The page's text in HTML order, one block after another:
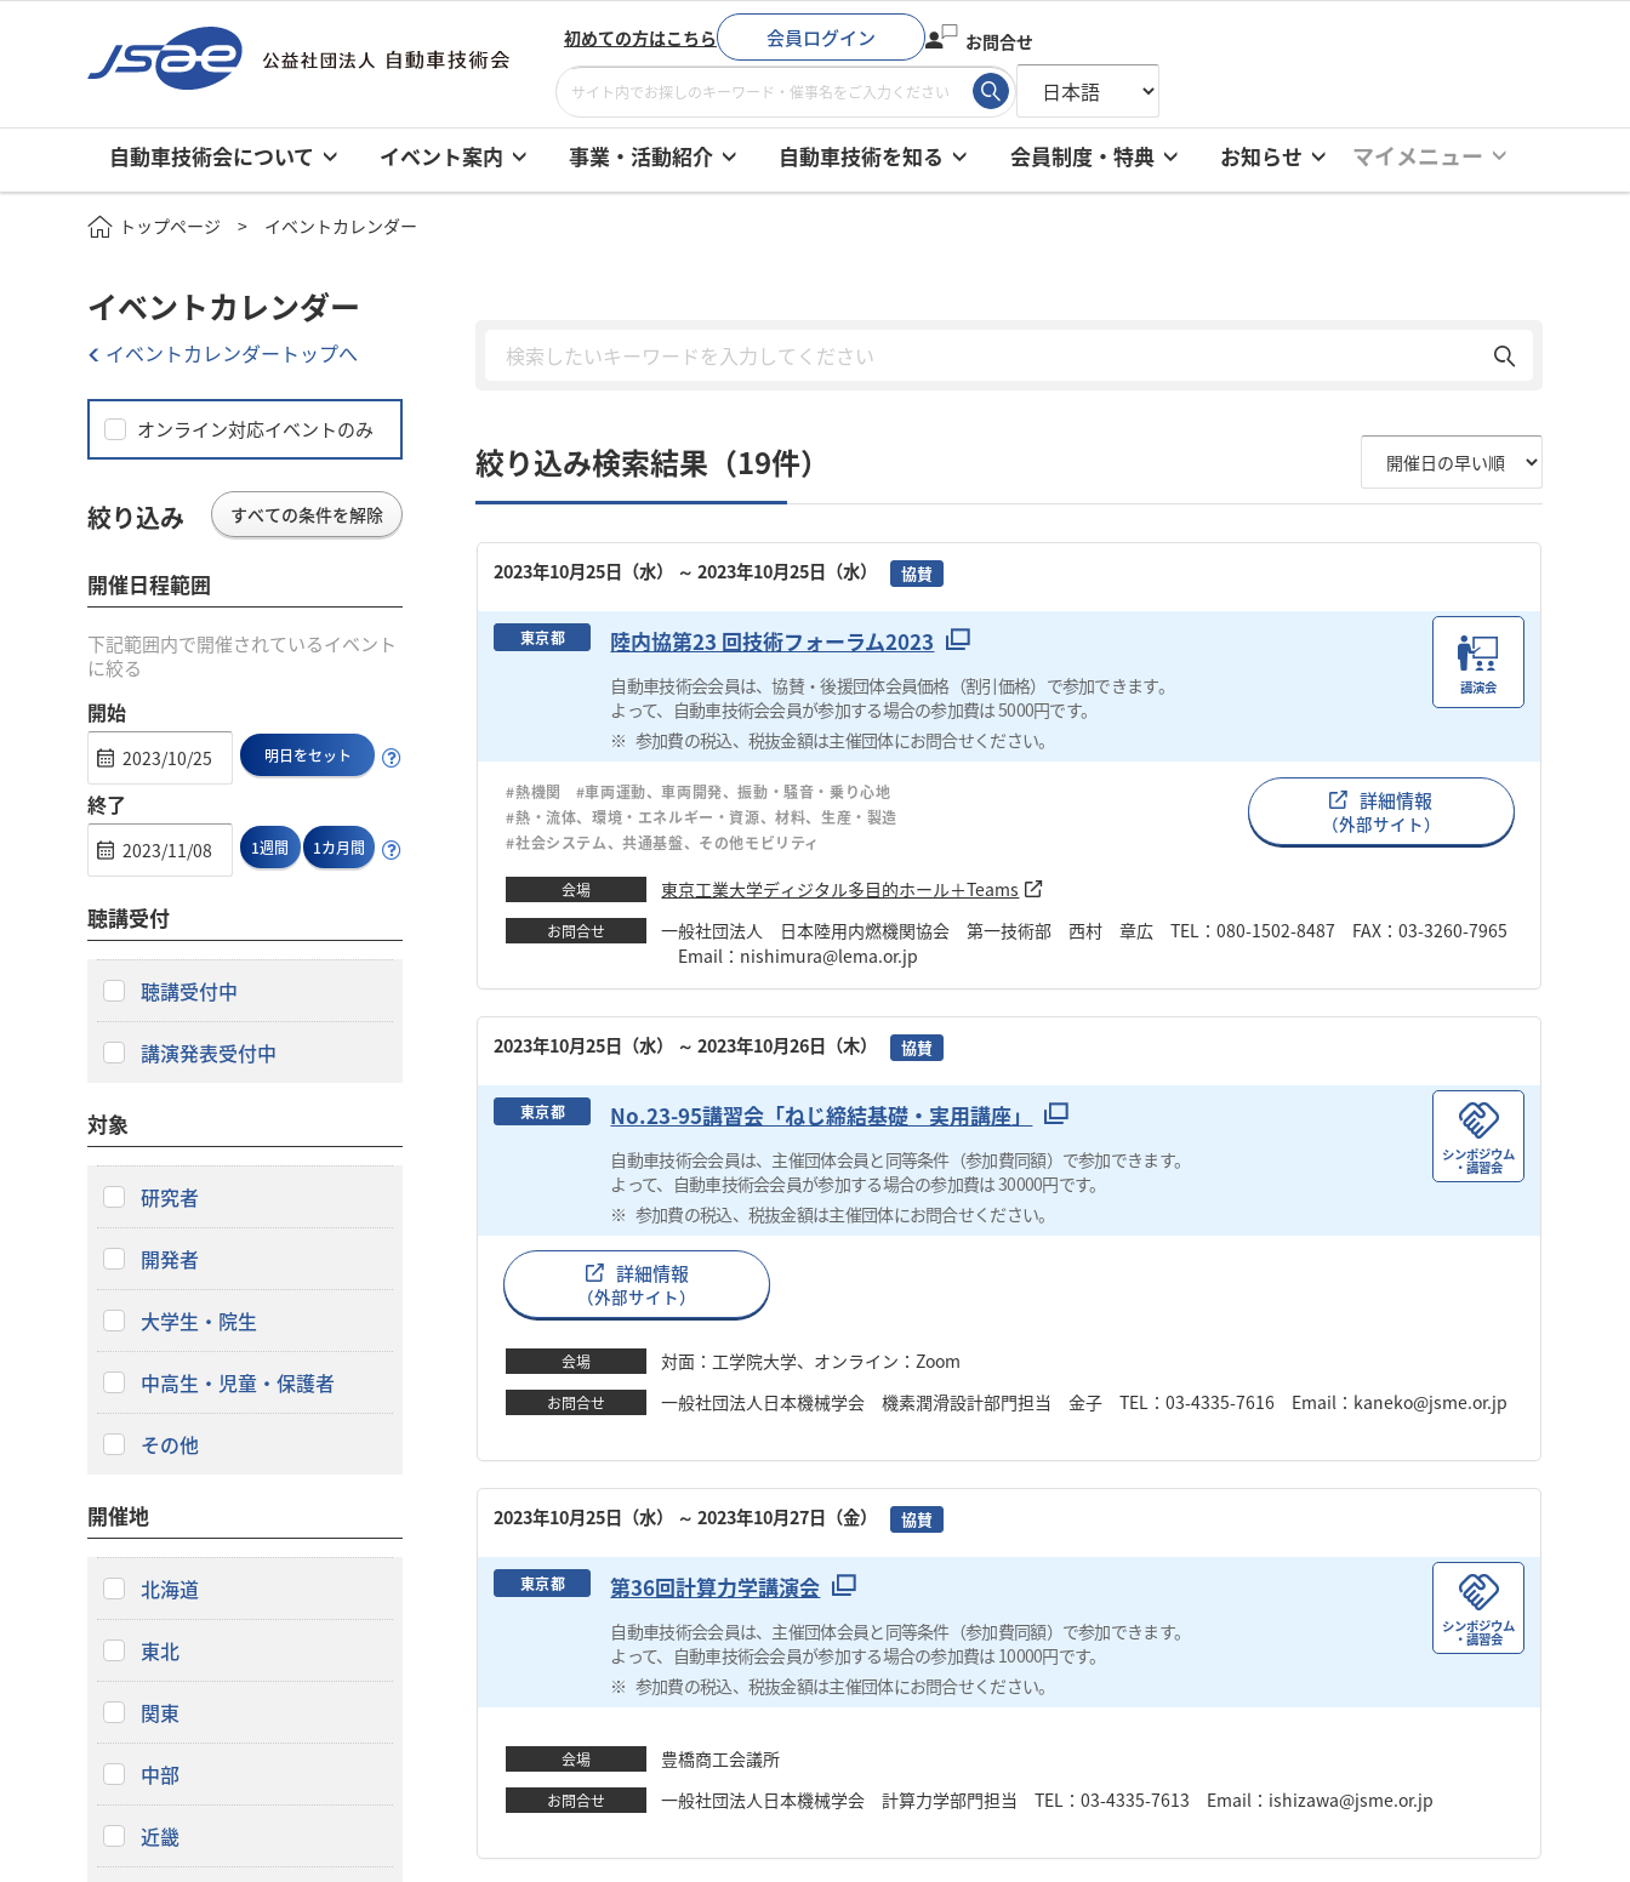
初めての方はこちら 会員ログイン お問合せ
自動車技術会について イベント案内 事業・活動紹介 自動車技術を知る 会員制度・特典 お知らせ マイメニュー
トップページ イベントカレンダー
絞り込み検索結果（19件）
2023年10月25日（水） ～ 2023年10月25日（水） 協賛
東京都 陸内協第23 回技術フォーラム2023
自動車技術会会員は、協賛・後援団体会員価格（割引価格）で参加できます。
よって、自動車技術会会員が参加する場合の参加費は 5000円です。
参加費の税込、税抜金額は主催団体にお問合せください。
講演会
#熱機関
#車両運動、車両開発、振動・騒音・乗り心地
#熱・流体、環境・エネルギー・資源、材料、生産・製造
#社会システム、共通基盤、その他モビリティ
詳細情報
（外部サイト）
会場 東京工業大学ディジタル多目的ホール＋Teams
お問合せ
一般社団法人 日本陸用内燃機関協会 第一技術部 西村 章広 TEL：080-1502-8487 FAX：03-3260-7965
Email：nishimura@lema.or.jp
2023年10月25日（水） ～ 2023年10月26日（木） 協賛
東京都 No.23-95講習会「ねじ締結基礎・実用講座」
自動車技術会会員は、主催団体会員と同等条件（参加費同額）で参加できます。
よって、自動車技術会会員が参加する場合の参加費は 30000円です。
参加費の税込、税抜金額は主催団体にお問合せください。
シンポジウム
・講習会
詳細情報
（外部サイト）
会場 対面：工学院大学、オンライン：Zoom
お問合せ 一般社団法人日本機械学会 機素潤滑設計部門担当 金子 TEL：03-4335-7616 Email：kaneko@jsme.or.jp
2023年10月25日（水） ～ 2023年10月27日（金） 協賛
東京都 第36回計算力学講演会
自動車技術会会員は、主催団体会員と同等条件（参加費同額）で参加できます。
よって、自動車技術会会員が参加する場合の参加費は 10000円です。
参加費の税込、税抜金額は主催団体にお問合せください。
シンポジウム
・講習会
会場 豊橋商工会議所
お問合せ 一般社団法人日本機械学会 計算力学部門担当 TEL：03-4335-7613 Email：ishizawa@jsme.or.jp
イベントカレンダー
イベントカレンダートップへ
オンライン対応イベントのみ
絞り込み すべての条件を解除
開催日程範囲
下記範囲内で開催されているイベント
に絞る
開始
明日をセット
終了
1週間 1カ月間
聴講受付
聴講受付中
講演発表受付中
対象
研究者
開発者
大学生・院生
中高生・児童・保護者
その他
開催地
北海道
東北
関東
中部
近畿